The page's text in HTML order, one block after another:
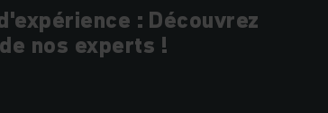
: Découvrez
nos experts !